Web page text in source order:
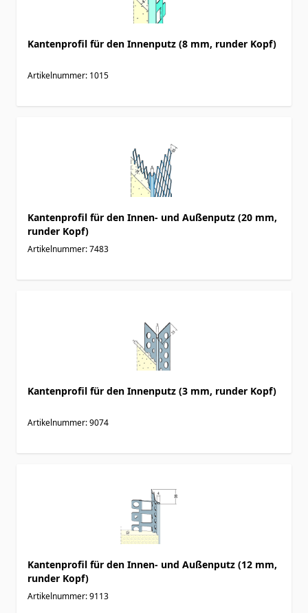
Kantenprofil für den Innenputz (8 mm, runder Kopf)
Artikelnummer: 1015
Kantenprofil für den Innen- und Außenputz (20 mm,
runder Kopf)
Artikelnummer: 7483
Kantenprofil für den Innenputz (3 mm, runder Kopf)
Artikelnummer: 9074
Kantenprofil für den Innen- und Außenputz (12 mm,
runder Kopf)
Artikelnummer: 9113